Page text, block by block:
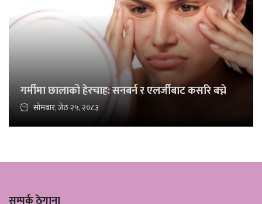
गर्मीमा छालाको हेरचाह: सनबर्न र एलर्जीबाट कसरि बच्ने
सोमबार, जेठ २५, २०८३